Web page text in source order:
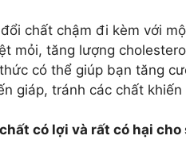
chất chậm đi kèm với
mỏi, tăng lượng
có thể giúp bạn tăng
giáp, tránh các chất
có lợi và rất có hại cho